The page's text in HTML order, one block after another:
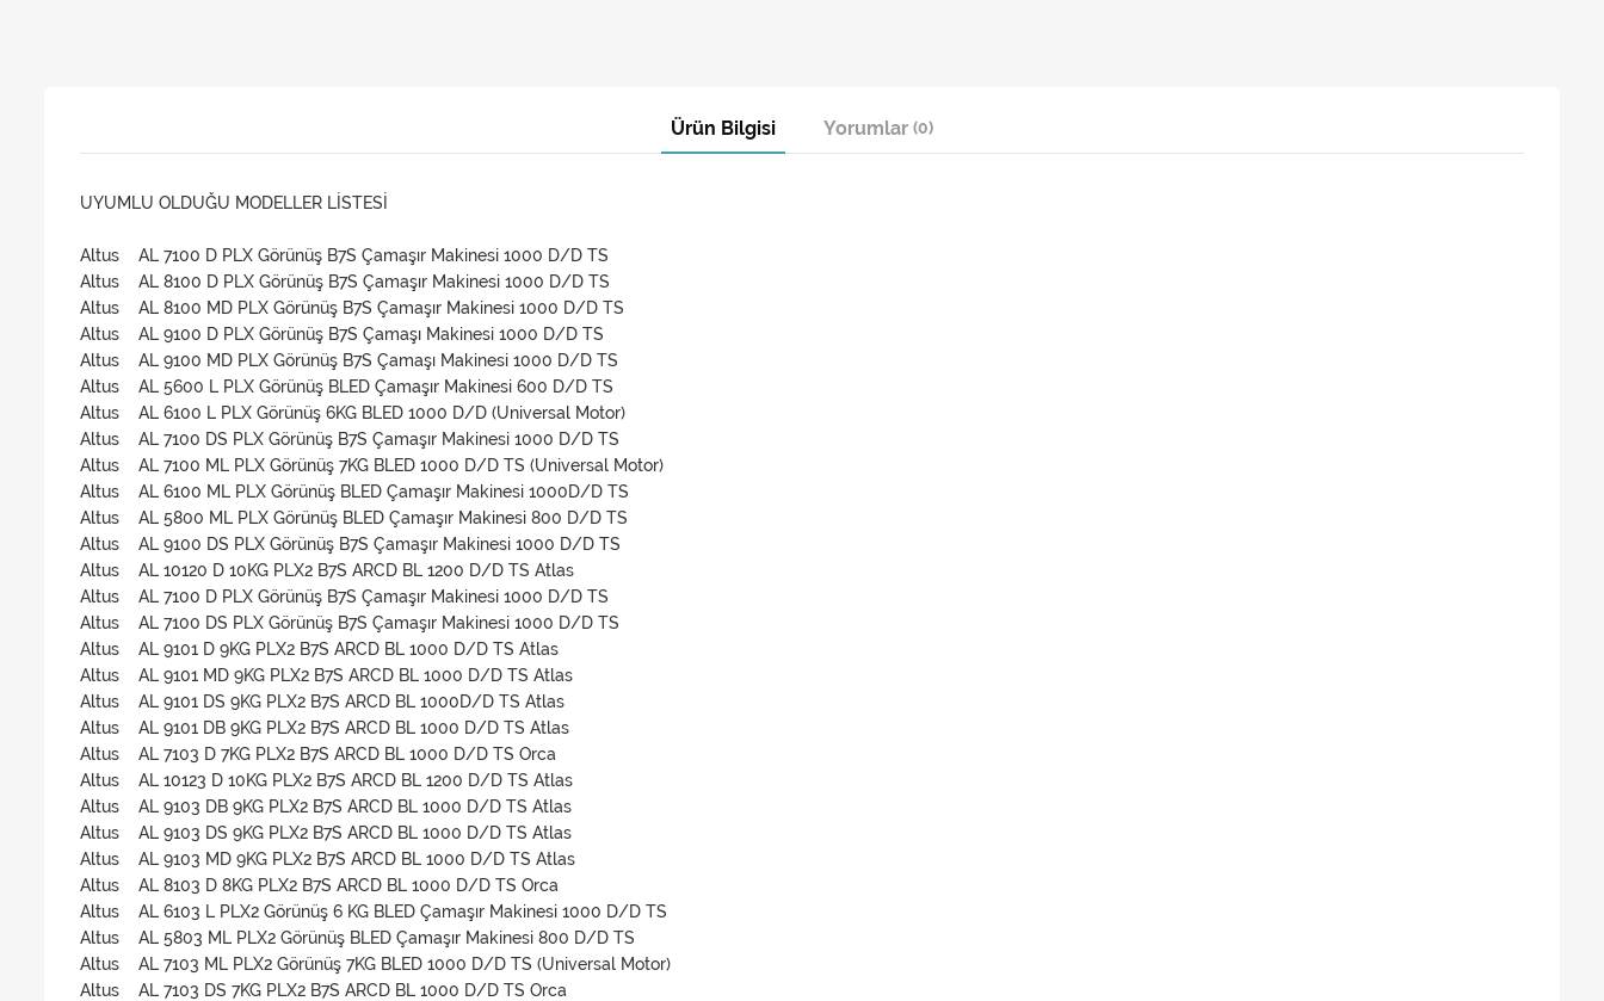
Ürün Bilgisi Yorumlar (0)
UYUMLU OLDUĞU MODELLER LİSTESİ
Altus AL 7100 D PLX Görünüş B7S Çamaşır Makinesi 1000 D/D TS
Altus AL 8100 D PLX Görünüş B7S Çamaşır Makinesi 1000 D/D TS
Altus AL 8100 MD PLX Görünüş B7S Çamaşır Makinesi 1000 D/D TS
Altus AL 9100 D PLX Görünüş B7S Çamaşı Makinesi 1000 D/D TS
Altus AL 9100 MD PLX Görünüş B7S Çamaşı Makinesi 1000 D/D TS
Altus AL 5600 L PLX Görünüş BLED Çamaşır Makinesi 600 D/D TS
Altus AL 6100 L PLX Görünüş 6KG BLED 1000 D/D (Universal Motor)
Altus AL 7100 DS PLX Görünüş B7S Çamaşır Makinesi 1000 D/D TS
Altus AL 7100 ML PLX Görünüş 7KG BLED 1000 D/D TS (Universal Motor)
Altus AL 6100 ML PLX Görünüş BLED Çamaşır Makinesi 1000D/D TS
Altus AL 5800 ML PLX Görünüş BLED Çamaşır Makinesi 800 D/D TS
Altus AL 9100 DS PLX Görünüş B7S Çamaşır Makinesi 1000 D/D TS
Altus AL 10120 D 10KG PLX2 B7S ARCD BL 1200 D/D TS Atlas
Altus AL 7100 D PLX Görünüş B7S Çamaşır Makinesi 1000 D/D TS
Altus AL 7100 DS PLX Görünüş B7S Çamaşır Makinesi 1000 D/D TS
Altus AL 9101 D 9KG PLX2 B7S ARCD BL 1000 D/D TS Atlas
Altus AL 9101 MD 9KG PLX2 B7S ARCD BL 1000 D/D TS Atlas
Altus AL 9101 DS 9KG PLX2 B7S ARCD BL 1000D/D TS Atlas
Altus AL 9101 DB 9KG PLX2 B7S ARCD BL 1000 D/D TS Atlas
Altus AL 7103 D 7KG PLX2 B7S ARCD BL 1000 D/D TS Orca
Altus AL 10123 D 10KG PLX2 B7S ARCD BL 1200 D/D TS Atlas
Altus AL 9103 DB 9KG PLX2 B7S ARCD BL 1000 D/D TS Atlas
Altus AL 9103 DS 9KG PLX2 B7S ARCD BL 1000 D/D TS Atlas
Altus AL 9103 MD 9KG PLX2 B7S ARCD BL 1000 D/D TS Atlas
Altus AL 8103 D 8KG PLX2 B7S ARCD BL 1000 D/D TS Orca
Altus AL 6103 L PLX2 Görünüş 6 KG BLED Çamaşır Makinesi 1000 D/D TS
Altus AL 5803 ML PLX2 Görünüş BLED Çamaşır Makinesi 800 D/D TS
Altus AL 7103 ML PLX2 Görünüş 7KG BLED 1000 D/D TS (Universal Motor)
Altus AL 7103 DS 7KG PLX2 B7S ARCD BL 1000 D/D TS Orca